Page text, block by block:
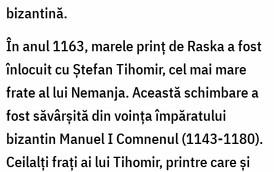
bizantină.
În anul 1163, marele prinț de Raska a fost
înlocuit cu Ștefan Tihomir, cel mai mare
frate al lui Nemanja. Această schimbare a
fost săvârșită din voința împăratului
bizantin Manuel I Comnenul (1143-1180).
Ceilalți frați ai lui Tihomir, printre care și